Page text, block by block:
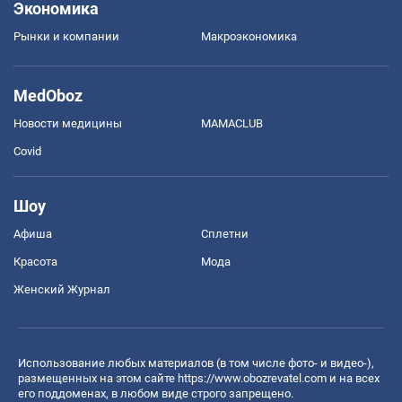
Экономика
Рынки и компании Mакроэкономика
MedOboz
Новости медицины MAMACLUB
Covid
Шоу
Афиша Сплетни
Красота Мода
Женский Журнал
Использование любых материалов (в том числе фото- и видео-),
размещенных на этом сайте https://www.obozrevatel.com и на всех
его поддоменах, в любом виде строго запрещено.